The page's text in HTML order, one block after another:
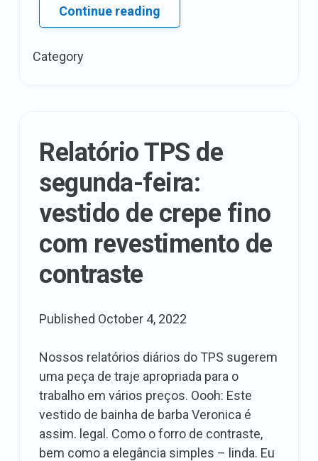
Continue readingHoming
do
estão
ok/bom
para
no
trabalho?
Category
Relatório TPS de
segunda-feira:
vestido de crepe fino
com revestimento de
contraste
Published October 4, 2022
Nossos relatórios diários do TPS sugerem
uma peça de traje apropriada para o
trabalho em vários preços. Oooh: Este
vestido de bainha de barba Veronica é
assim. legal. Como o forro de contraste,
bem como a elegância simples – linda. Eu